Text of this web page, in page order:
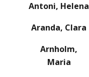
Antoni, Helena
Aranda, Clara
Arnholm,
Maria